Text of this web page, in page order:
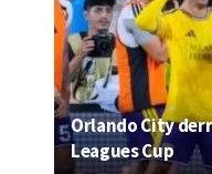
Orlando City
Leagues Cup